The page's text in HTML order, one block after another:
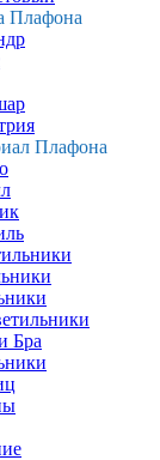
Плафона
Плафона
Бра